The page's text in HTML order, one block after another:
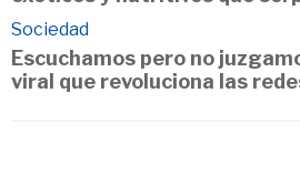
Sociedad
Escuchamos pero no
viral que revoluciona las